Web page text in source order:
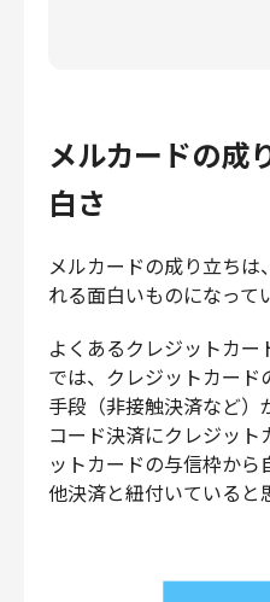
メルカードの成
白さ
メルカードの成り立ち
れる面白いものになって
よくあるクレジットカ
では、クレジットカー
手段（非接触決済など）
コード決済にクレジッ
ットカードの与信枠か
他決済と紐付いていると